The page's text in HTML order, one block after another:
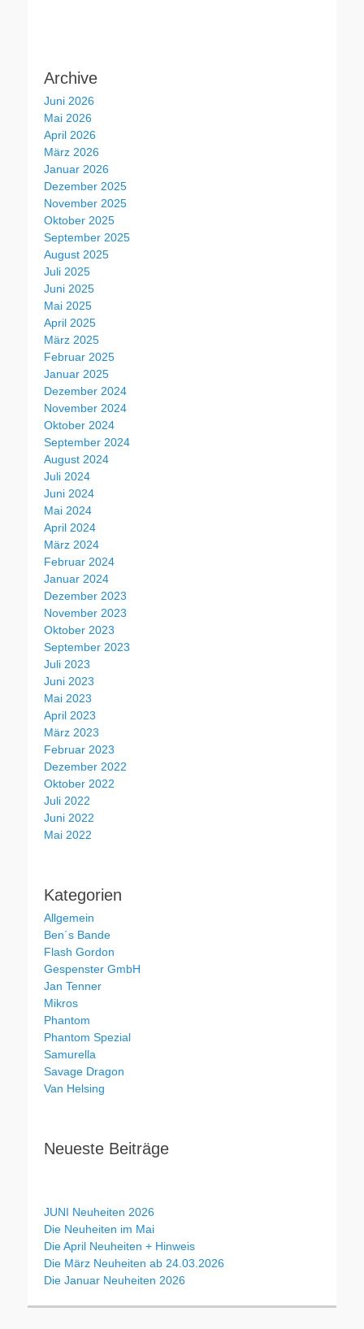
Archive
Juni 2026
Mai 2026
April 2026
März 2026
Januar 2026
Dezember 2025
November 2025
Oktober 2025
September 2025
August 2025
Juli 2025
Juni 2025
Mai 2025
April 2025
März 2025
Februar 2025
Januar 2025
Dezember 2024
November 2024
Oktober 2024
September 2024
August 2024
Juli 2024
Juni 2024
Mai 2024
April 2024
März 2024
Februar 2024
Januar 2024
Dezember 2023
November 2023
Oktober 2023
September 2023
Juli 2023
Juni 2023
Mai 2023
April 2023
März 2023
Februar 2023
Dezember 2022
Oktober 2022
Juli 2022
Juni 2022
Mai 2022
Kategorien
Allgemein
Ben´s Bande
Flash Gordon
Gespenster GmbH
Jan Tenner
Mikros
Phantom
Phantom Spezial
Samurella
Savage Dragon
Van Helsing
Neueste Beiträge
JUNI Neuheiten 2026
Die Neuheiten im Mai
Die April Neuheiten + Hinweis
Die März Neuheiten ab 24.03.2026
Die Januar Neuheiten 2026